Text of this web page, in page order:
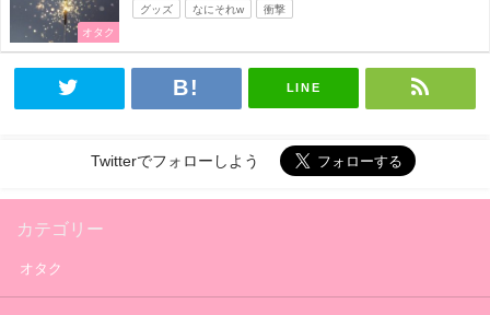
オタク
グッズ なにそれw 衝撃
LINE
Twitterでフォローしよう
カテゴリー
オタク